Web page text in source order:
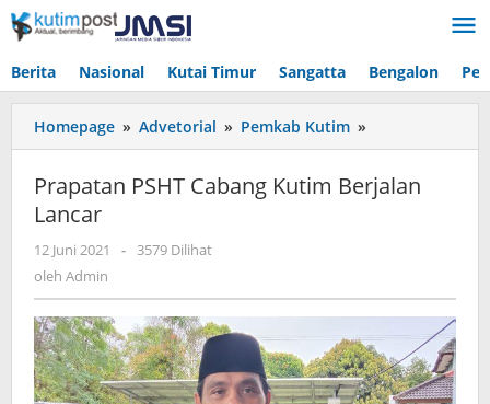
Lewati
ke
Berita Nasional Kutai Timur Sangatta Bengalon
Homepage » Advetorial » Pemkab Kutim »
PSHT
Kutim
Prapatan PSHT Cabang Kutim Berjalan
Lancar
12 Juni 2021
oleh
- 3579 Dilihat
oleh Admin